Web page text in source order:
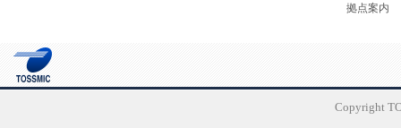
拠点案内
Copyright